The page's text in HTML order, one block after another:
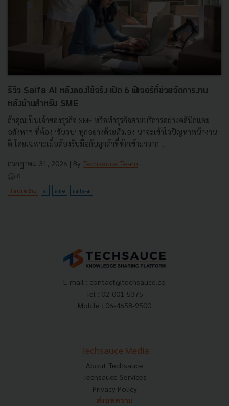
รีวิว Saifa AI หลังลองใช้จริง เปิด 6 ฟีเจอร์ที่ช่วยจัดการงาน
หลังบ้านสำหรับ SME
ถ้าคุณเป็นเจ้าของธุรกิจ SME หรือทำธุรกิจสายบริการอย่างคลินิกและ
อสังหาฯ ที่ต้อง ‘รับจบ’ ทุกอย่างด้วยตัวเอง น่าจะเข้าใจปัญหาหน้างาน
ดี โดยเฉพาะเมื่อต้องรับมือกับลูกค้าที่ทักเข้ามาจาก ...
กรกฎาคม 31, 2026 | By Techsauce Team
0
Tech & Biz ai sme saifa-ai
E-mail : contact@techsauce.co
Tel : 02-001-5375
Mobile : 06-4658-9500
Techsauce Media
About Techsauce
Techsauce Services
Privacy Policy
ส่งบทความ